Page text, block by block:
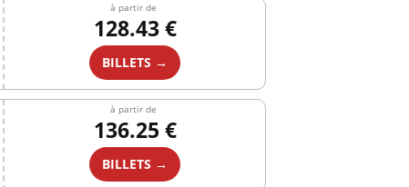
à partir de
128.43 €
BILLETS →
à partir de
136.25 €
BILLETS →